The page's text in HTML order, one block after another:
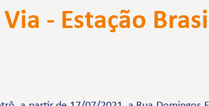
- Estação